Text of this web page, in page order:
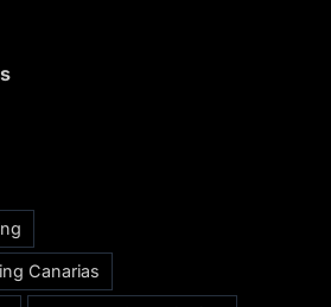
Canarias